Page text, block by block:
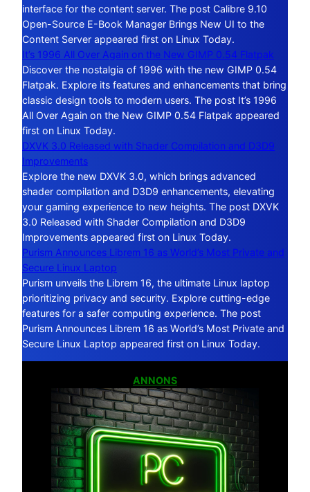
interface for the content server. The post Calibre 9.10
Open-Source E-Book Manager Brings New UI to the
Content Server appeared first on Linux Today.
It’s 1996 All Over Again on the New GIMP 0.54 Flatpak
Discover the nostalgia of 1996 with the new GIMP 0.54
Flatpak. Explore its features and enhancements that bring
classic design tools to modern users. The post It’s 1996
All Over Again on the New GIMP 0.54 Flatpak appeared
first on Linux Today.
DXVK 3.0 Released with Shader Compilation and D3D9
Improvements
Explore the new DXVK 3.0, which brings advanced
shader compilation and D3D9 enhancements, elevating
your gaming experience to new heights. The post DXVK
3.0 Released with Shader Compilation and D3D9
Improvements appeared first on Linux Today.
Purism Announces Librem 16 as World’s Most Private and
Secure Linux Laptop
Purism unveils the Librem 16, the ultimate Linux laptop
prioritizing privacy and security. Explore cutting-edge
features for a safer computing experience. The post
Purism Announces Librem 16 as World’s Most Private and
Secure Linux Laptop appeared first on Linux Today.
ANNONS